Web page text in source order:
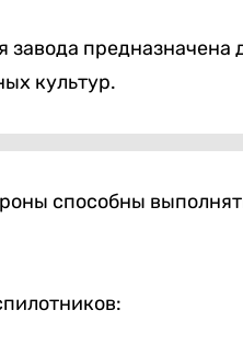
завода
культур.
способны